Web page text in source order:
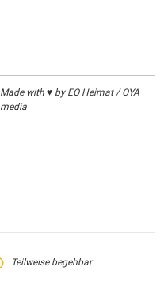
Made with ♥ by EO Heimat / OYA
media
Teilweise begehbar